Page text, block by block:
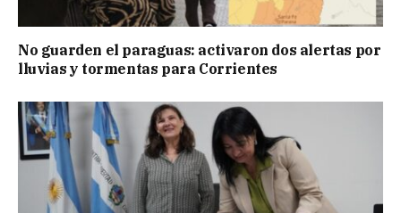
No guarden el paraguas: activaron dos alertas por
lluvias y tormentas para Corrientes